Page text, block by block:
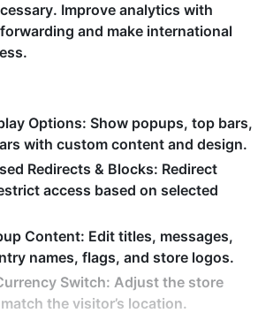
Improve analytics with
and make international
Options: Show popups, top bars,
with custom content and design.
Redirects & Blocks: Redirect
access based on selected
Content: Edit titles, messages,
names, flags, and store logos.
Switch: Adjust the store
the visitor’s location.